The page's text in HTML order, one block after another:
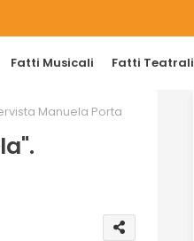
Fatti Musicali Fatti Teatrali
Manuela Porta